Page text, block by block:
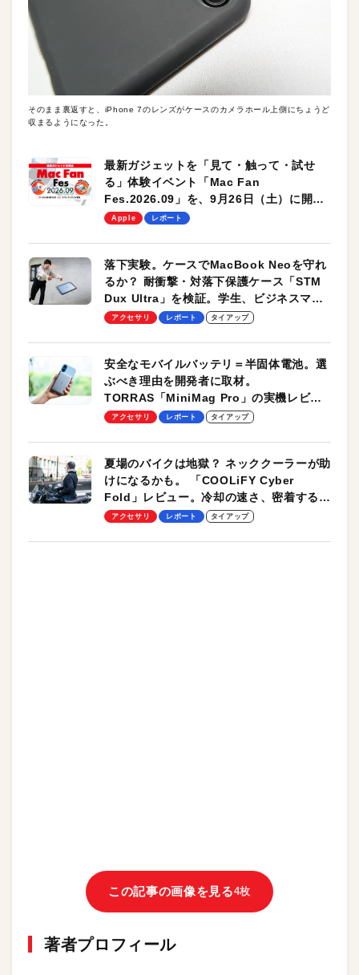
そのまま裏返すと、iPhone 7のレンズがケースのカメラホール上側にちょうど
収まるようになった。
最新ガジェットを「見て・触って・試せ
る」体験イベント「Mac Fan
Fes.2026.09」を、9月26日（土）に開催
します！
Apple レポート
落下実験。ケースでMacBook Neoを守れ
るか？ 耐衝撃・対落下保護ケース「STM
Dux Ultra」を検証。学生、ビジネスマン
のモバイルユースに最適！
アクセサリ レポート タイアップ
安全なモバイルバッテリ＝半固体電池。選
ぶべき理由を開発者に取材。
TORRAS「MiniMag Pro」の実機レビュ
ーも
アクセサリ レポート タイアップ
夏場のバイクは地獄？ ネッククーラーが助
けになるかも。 「COOLiFY Cyber
Fold」レビュー。冷却の速さ、密着する冷
却プレート、シンプルな操作性がグッド！
アクセサリ レポート タイアップ
この記事の画像を見る4枚
著者プロフィール